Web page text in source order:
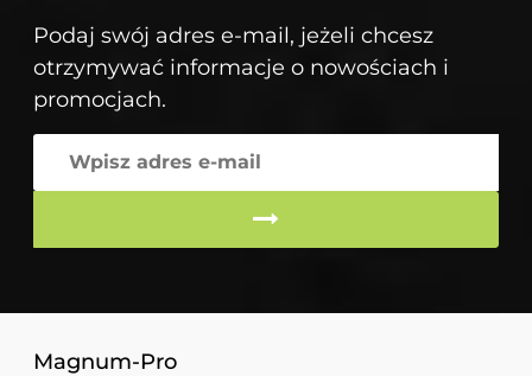
Podaj swój adres e-mail, jeżeli chcesz
otrzymywać informacje o nowościach i
promocjach.
Magnum-Pro